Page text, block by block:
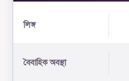
লিঙ্গ
বৈবাহিক অবস্থা